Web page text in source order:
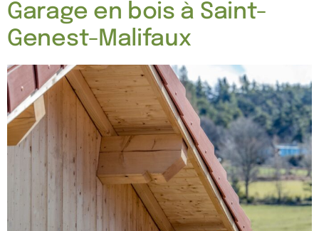
Garage en bois à Saint-
Genest-Malifaux